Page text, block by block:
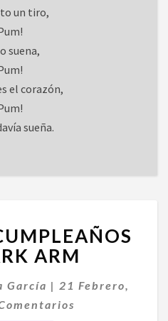
un tiro,
suena,
el corazón,
sueña.
ES
EL
CUMPLEAÑOS
DE
ARM
ARM
García | 21 Febrero,